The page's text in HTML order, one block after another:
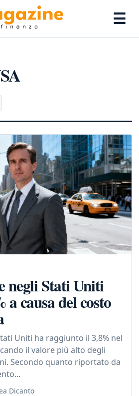
☰
negli Stati Uniti
a causa del costo
Uniti ha raggiunto il 3,8% nel
il valore più alto degli
Secondo quanto riportato da
Dicanto